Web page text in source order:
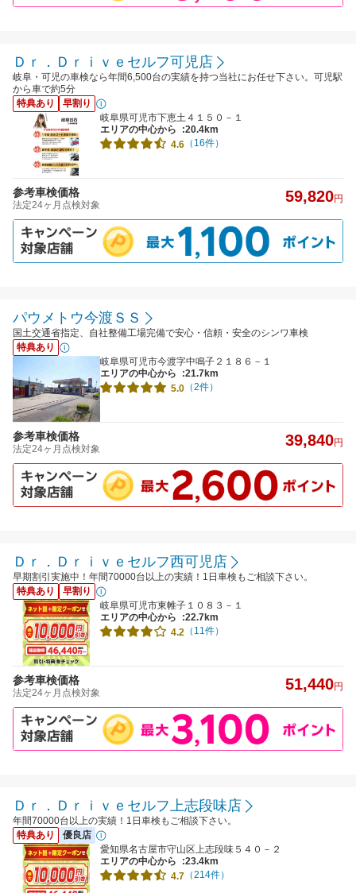
Ｄｒ．Ｄｒｉｖｅセルフ可児店
岐阜・可児の車検なら年間6,500台の実績を持つ当社にお任せ下さい。可児駅
から車で約5分
特典あり
早割り
岐阜県可児市下恵土４１５０－１
エリアの中心から
:20.4km
4.6 （16件）
参考車検価格
法定24ヶ月点検対象 59,820円
パウメトウ今渡ＳＳ
国土交通省指定、自社整備工場完備で安心・信頼・安全のシンワ車検
特典あり
岐阜県可児市今渡字中鳴子２１８６－１
エリアの中心から
:21.7km
5.0 （2件）
参考車検価格
法定24ヶ月点検対象 39,840円
Ｄｒ．Ｄｒｉｖｅセルフ西可児店
早期割引実施中！年間70000台以上の実績！1日車検もご相談下さい。
特典あり
早割り
岐阜県可児市東帷子１０８３－１
エリアの中心から
:22.7km
4.2 （11件）
参考車検価格
法定24ヶ月点検対象 51,440円
Ｄｒ．Ｄｒｉｖｅセルフ上志段味店
年間70000台以上の実績！1日車検もご相談下さい。
特典あり
優良店
愛知県名古屋市守山区上志段味５４０－２
エリアの中心から
:23.4km
4.7 （214件）